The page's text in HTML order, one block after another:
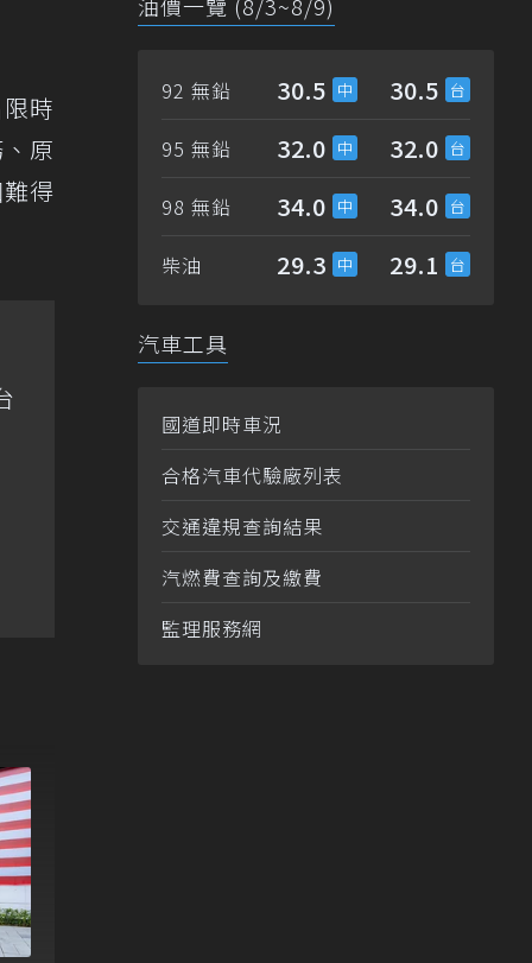
時
原
得
92 無鉛 30.5 30.5
95 無鉛 32.0 32.0
98 無鉛 34.0 34.0
柴油 29.3 29.1
汽車工具
國道即時車況
合格汽車代驗廠列表
交通違規查詢結果
汽燃費查詢及繳費
監理服務網